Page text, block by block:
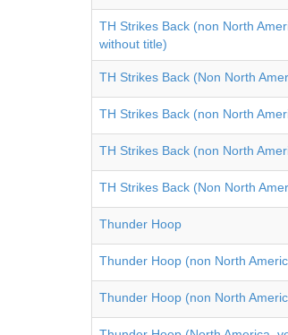
TH Strikes Back (non North
without title)
TH Strikes Back (Non North
TH Strikes Back (non North
TH Strikes Back (non North
TH Strikes Back (Non North
Thunder Hoop
Thunder Hoop (non North
Thunder Hoop (non North